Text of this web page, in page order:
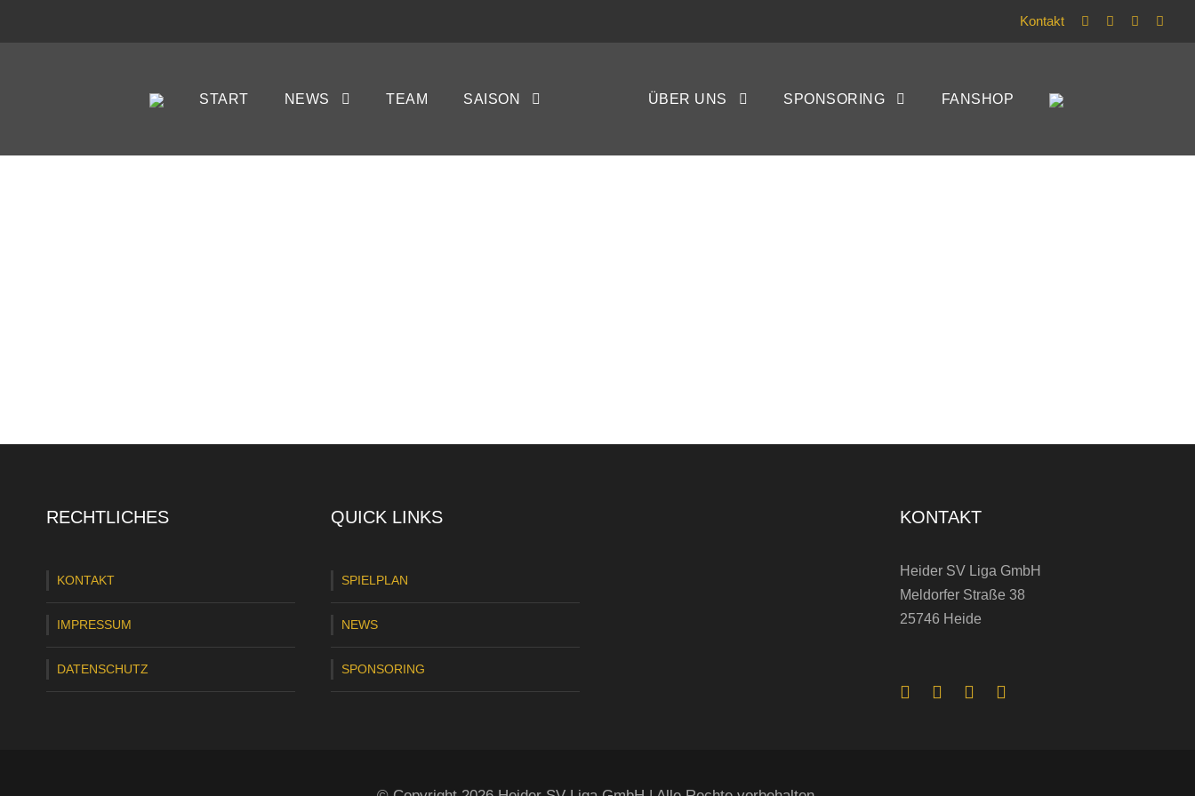
Kontakt
START NEWS TEAM SAISON ÜBER UNS SPONSORING FANSHOP
TBS PINNEBERG
RECHTLICHES
KONTAKT
IMPRESSUM
DATENSCHUTZ
QUICK LINKS
SPIELPLAN
NEWS
SPONSORING
KONTAKT
Heider SV Liga GmbH
Meldorfer Straße 38
25746 Heide